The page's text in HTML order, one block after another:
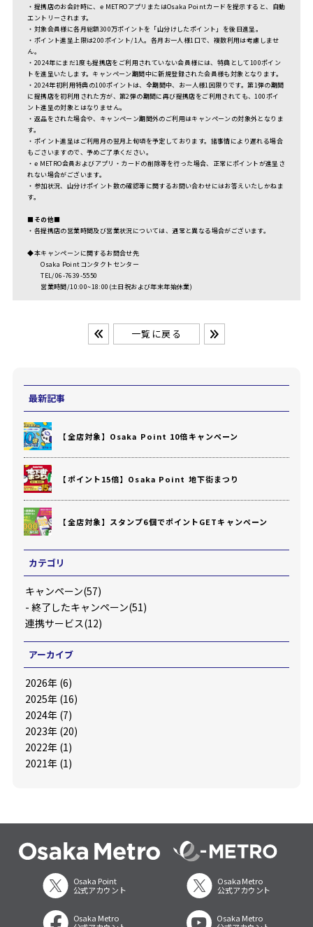
・提携店のお会計時に、e METROアプリまたはOsaka Pointカードを提示すると、自動
エントリーされます。
・対象会員様に各月総額300万ポイントを「山分けしたポイント」を後日進呈。
・ポイント進呈上限は200ポイント/1人。各月お一人様1口で、複数利用は考慮しませ
ん。
・2024年にまだ1度も提携店をご利用されていない会員様には、特典として100ポイン
トを進呈いたします。キャンペーン期間中に新規登録された会員様も対象となります。
・2024年初利用特典の100ポイントは、全期間中、お一人様1回限りです。第1弾の期間
に提携店を初利用された方が、第2弾の期間に再び提携店をご利用されても、100ポイ
ント進呈の対象とはなりません。
・返品をされた場合や、キャンペーン期間外のご利用はキャンペーンの対象外となりま
す。
・ポイント進呈はご利用月の翌月上旬頃を予定しております。諸事情により遅れる場合
もごさいますので、予めご了承ください。
・e METRO会員およびアプリ・カードの削除等を行った場合、正常にポイントが進呈さ
れない場合がございます。
・参加状況、山分けポイント数の確認等に関するお問い合わせにはお答えいたしかねま
す。
■ その他■
・各提携店の営業時間及び営業状況については、通常と異なる場合がございます。
◆本キャンペーンに関するお問合せ先
Osaka Pointコンタクトセンター
TEL/06-7639-5550
営業時間/10:00~18:00(土日祝および年末年始休業)
一覧に戻る
最新記事
【全店対象】Osaka Point 10倍キャンペーン
【ポイント15倍】Osaka Point 地下街まつり
【全店対象】スタンプ6個でポイントGETキャンペーン
カテゴリ
キャンペーン(57)
-終了したキャンペーン(51)
連携サービス(12)
アーカイブ
2026年 (6)
2025年 (16)
2024年 (7)
2023年 (20)
2022年 (1)
2021年 (1)
Osaka Point
公式アカウント
Osaka Metro
公式アカウント
Osaka Metro
Osaka Metro